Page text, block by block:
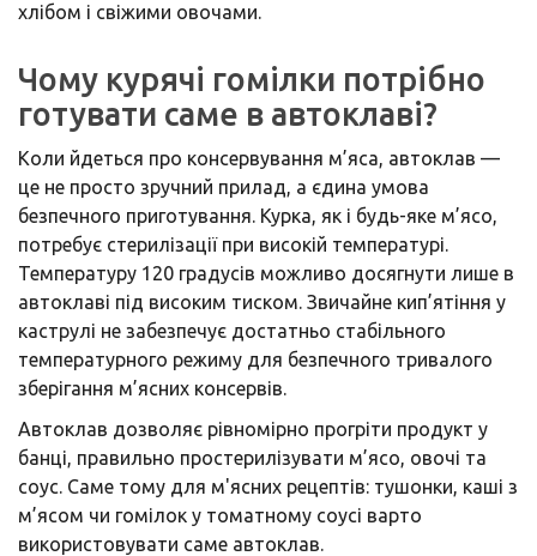
хлібом і свіжими овочами.
Чому курячі гомілки потрібно
готувати саме в автоклаві?
Коли йдеться про консервування м’яса, автоклав —
це не просто зручний прилад, а єдина умова
безпечного приготування. Курка, як і будь-яке м’ясо,
потребує стерилізації при високій температурі.
Температуру 120 градусів можливо досягнути лише в
автоклаві під високим тиском. Звичайне кип’ятіння у
каструлі не забезпечує достатньо стабільного
температурного режиму для безпечного тривалого
зберігання м’ясних консервів.
Автоклав дозволяє рівномірно прогріти продукт у
банці, правильно простерилізувати м’ясо, овочі та
соус. Саме тому для м'ясних рецептів: тушонки, каші з
м’ясом чи гомілок у томатному соусі варто
використовувати саме автоклав.